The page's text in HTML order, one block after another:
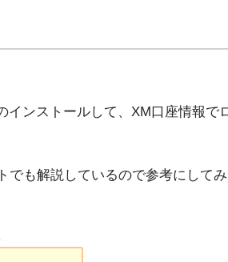
インストールして、XM口座情報で
でも解説しているので参考にして